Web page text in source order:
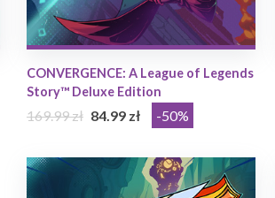
CONVERGENCE: A League of Legends
Story™ Deluxe Edition
169.99 zł 84.99 zł -50%